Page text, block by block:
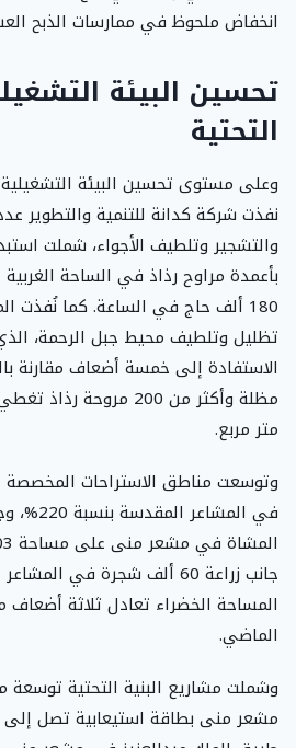
انخفاض ملحوظ في ممارسات الذبح
تحسين البيئة
التحتية
وعلى مستوى تحسين البيئة
نفذت شركة كدانة للتنمية والتطوير
بأعمدة مراوح رذاذ في الساحة الغربية
180 ألف حاج في الساعة. كما نُفذت
تظليل وتلطيف محيط جبل الرحمة،
متر مربع.
وتوسعت مناطق الاستراحات المخصصة
في
جانب زراعة 60 ألف شجرة في
المساحة الخضراء تعادل ثلاثة أضعاف
الماضي.
وشملت مشاريع البنية التحتية